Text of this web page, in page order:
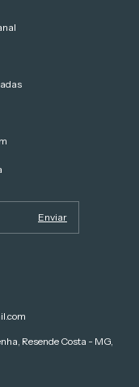
Resende Costa - MG,